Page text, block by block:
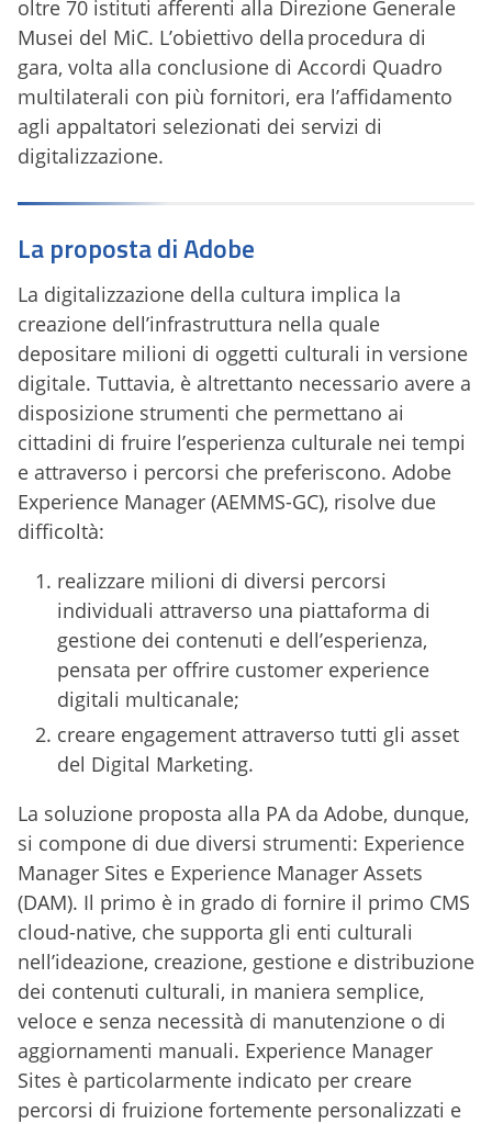
oltre 70 istituti afferenti alla Direzione Generale
Musei del MiC. L’obiettivo della procedura di
gara, volta alla conclusione di Accordi Quadro
multilaterali con più fornitori, era l’affidamento
agli appaltatori selezionati dei servizi di
digitalizzazione.
La proposta di Adobe
La digitalizzazione della cultura implica la
creazione dell’infrastruttura nella quale
depositare milioni di oggetti culturali in versione
digitale. Tuttavia, è altrettanto necessario avere a
disposizione strumenti che permettano ai
cittadini di fruire l’esperienza culturale nei tempi
e attraverso i percorsi che preferiscono. Adobe
Experience Manager (AEMMS-GC), risolve due
difficoltà:
realizzare milioni di diversi percorsi
individuali attraverso una piattaforma di
gestione dei contenuti e dell’esperienza,
pensata per offrire customer experience
digitali multicanale;
creare engagement attraverso tutti gli asset
del Digital Marketing.
La soluzione proposta alla PA da Adobe, dunque,
si compone di due diversi strumenti: Experience
Manager Sites e Experience Manager Assets
(DAM). Il primo è in grado di fornire il primo CMS
cloud-native, che supporta gli enti culturali
nell’ideazione, creazione, gestione e distribuzione
dei contenuti culturali, in maniera semplice,
veloce e senza necessità di manutenzione o di
aggiornamenti manuali. Experience Manager
Sites è particolarmente indicato per creare
percorsi di fruizione fortemente personalizzati e